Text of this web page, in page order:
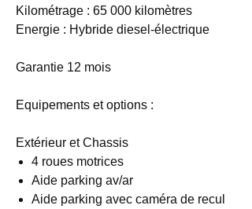
Kilométrage : 65 000 kilomètres
Energie : Hybride diesel-électrique
Garantie 12 mois
Equipements et options :
Extérieur et Chassis
4 roues motrices
Aide parking av/ar
Aide parking avec caméra de recul